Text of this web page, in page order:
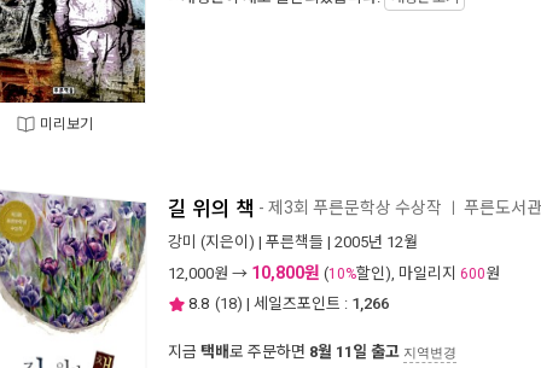
미리보기
길 위의 책 - 제3회 푸른문학상 수상작 푸른도서
강미 (지은이) | 푸른책들 | 2005년 12월
12,000원 → 10,800원 (10%할인), 마일리지 600원
8.8 (18) | 세일즈포인트 : 1,266
지금 택배로 주문하면 8월 11일 출고 지역변경